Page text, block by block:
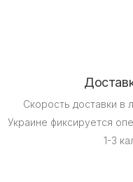
Скорость доставки
Украине фиксируется
1-3